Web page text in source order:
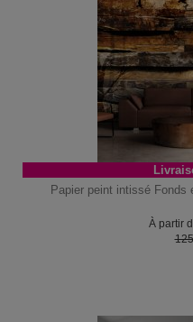
Papier peint intissé
À partir